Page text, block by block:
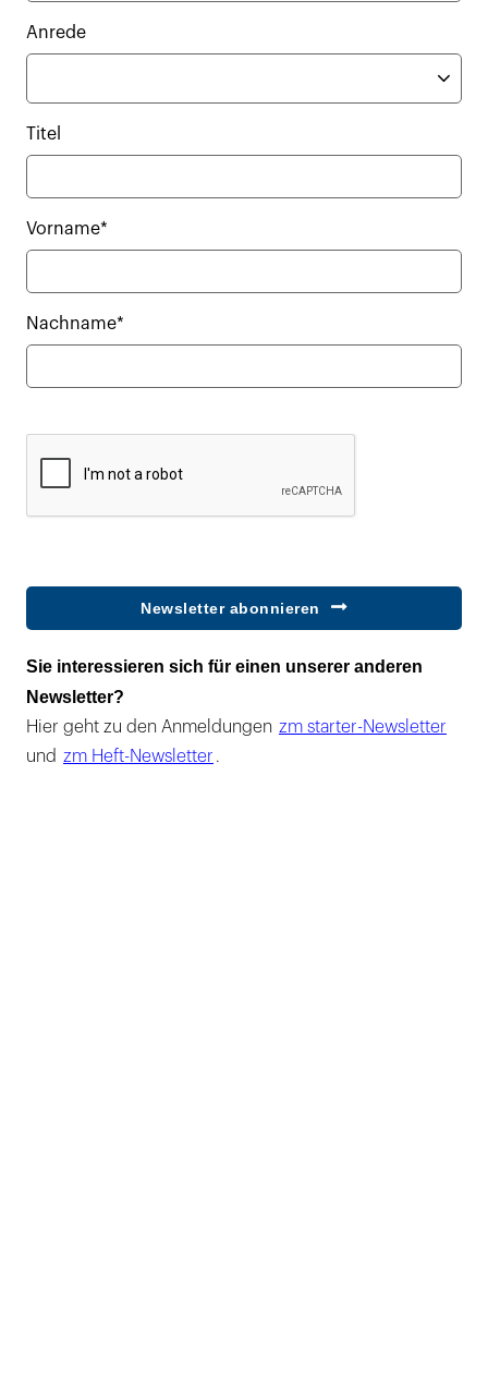
Anrede
Titel
Vorname*
Nachname*
Newsletter abonnieren
Sie interessieren sich für einen unserer anderen
Newsletter?
Hier geht zu den Anmeldungen zm starter-Newsletter
und zm Heft-Newsletter .